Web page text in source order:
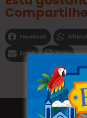
Compartilhe
Facebook
Email Print